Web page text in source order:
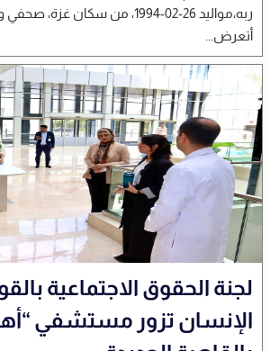
ربه،مواليد 26-02-1994، من سكان
أتعرض...
لجنة الحقوق الاجتماعية
الإنسان تزور مستشفي